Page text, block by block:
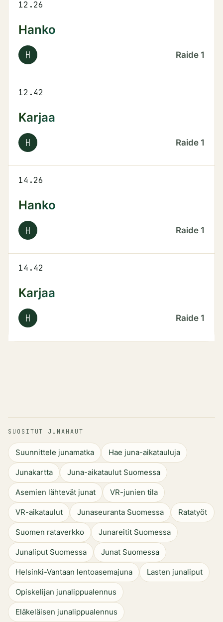
12.26
Hanko
H Raide 1
12.42
Karjaa
H Raide 1
14.26
Hanko
H Raide 1
14.42
Karjaa
H Raide 1
SUOSITUT JUNAHAUT
Suunnittele junamatka Hae juna-aikatauluja
Junakartta Juna-aikataulut Suomessa
Asemien lähtevät junat VR-junien tila
VR-aikataulut Junaseuranta Suomessa Ratatyöt
Suomen rataverkko Junareitit Suomessa
Junaliput Suomessa Junat Suomessa
Helsinki-Vantaan lentoasemajuna Lasten junaliput
Opiskelijan junalippualennus
Eläkeläisen junalippualennus